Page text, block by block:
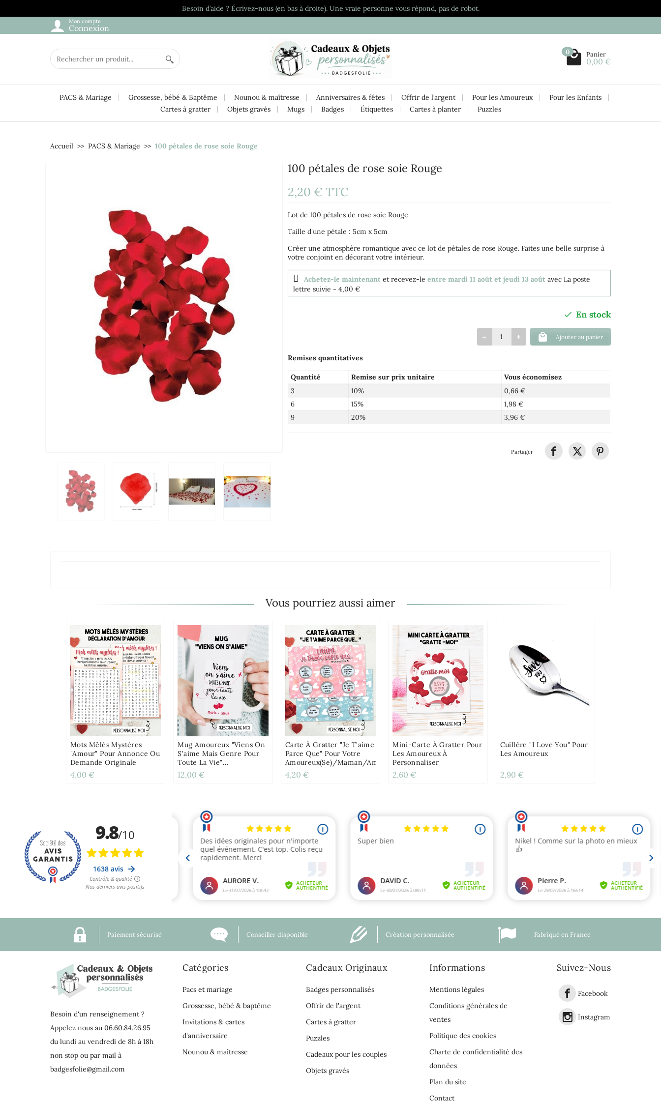
Besoin d’aide ? Écrivez-nous (en bas à droite). Une vraie personne vous répond, pas de robot.
Mon compte
Connexion
0 Panier
0,00 €
PACS & Mariage Grossesse, bébé & Baptême Nounou & maîtresse Anniversaires & fêtes Offrir de l’argent Pour les Amoureux
Pour les Enfants
Cartes à gratter
Objets gravés Mugs Badges Étiquettes Cartes à planter Puzzles
Accueil PACS & Mariage 100 pétales de rose soie Rouge
100 pétales de rose soie Rouge
2,20 €TTC
Lot de 100 pétales de rose soie Rouge
Taille d'une pétale : 5cm x 5cm
Créer une atmosphère romantique avec ce lot de pétales de rose Rouge. Faites une belle surprise à
votre conjoint en décorant votre intérieur.
Achetez-le maintenant et recevez-leentre mardi 11 août et jeudi 13 août avec La poste
lettre suivie - 4,00 €
En stock
Ajouter au panier
Remises quantitatives
Quantité Remise sur prix unitaire
Vous économisez
3
10%
0,66 €
6
15%
1,98 €
9
20% 3,96 €
Partager
Vous pourriez aussi aimer
Mots Mêlés Mystères
"amour" Pour Annonce Ou
Demande Originale
4,00 €
Mug Amoureux "Viens On
S'aime Mais Genre Pour
Toute La Vie"
Personnalisable
12,00 €
Carte À Gratter "Je T'aime
Parce Que" Pour Votre
Amoureux(se)/maman/ami(e)
4,20 €
Mini-Carte À Gratter Pour
Les Amoureux À
Personnaliser
2,60 €
Cuillère "I Love You" Pour
Les Amoureux
2,90 €
Paiement sécurisé Conseiller disponible Création personnalisée Fabriqué en France
Besoin d'un renseignement ?
Appelez nous au 06.60.84.26.95
du lundi au vendredi de 8h à 18h
non stop ou par mail à
badgesfolie@gmail.com
Catégories
Pacs et mariage
Grossesse, bébé & baptême
Invitations & cartes
d'anniversaire
Nounou & maîtresse
Cadeaux Originaux
Badges personnalisés
Offrir de l'argent
Cartes à gratter
Puzzles
Cadeaux pour les couples
Objets gravés
Informations
Mentions légales
Conditions générales de
ventes
Politique des cookies
Charte de confidentialité des
données
Plan du site
Contact
Suivez-Nous
Facebook
Instagram